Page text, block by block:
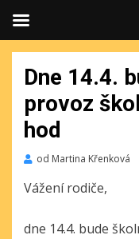
Dne 14.4.
provoz
hod
od Martina Křenková
Vážení rodiče,
dne 14.4. bude